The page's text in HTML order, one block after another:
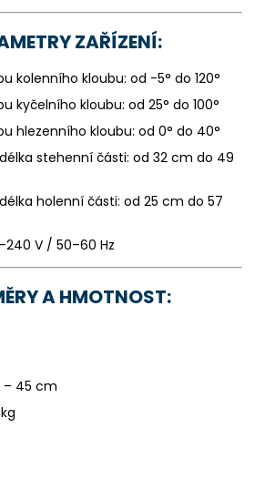
ZAŘÍZENÍ:
kolenního kloubu: od -5° do 120°
kyčelního kloubu: od 25° do 100°
hlezenního kloubu: od 0° do 40°
stehenní části: od 32 cm do 49
holenní části: od 25 cm do 57
V / 50–60 Hz
A HMOTNOST:
– 45 cm